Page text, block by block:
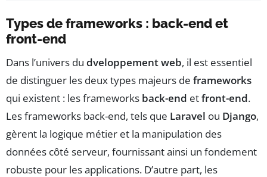
Types de frameworks : back-end et
front-end
Dans l’univers du dveloppement web, il est essentiel
de distinguer les deux types majeurs de frameworks
qui existent : les frameworks back-end etfront-end.
Les frameworks back-end, tels que Laravel ou Django,
gèrent la logique métier et la manipulation des
données côté serveur, fournissant ainsi un fondement
robuste pour les applications. D’autre part, les